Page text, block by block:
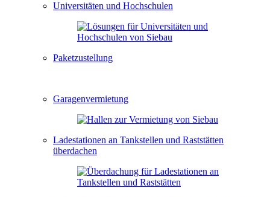
Universitäten und Hochschulen
Paketzustellung
Garagenvermietung
Ladestationen an Tankstellen und Raststätten
überdachen